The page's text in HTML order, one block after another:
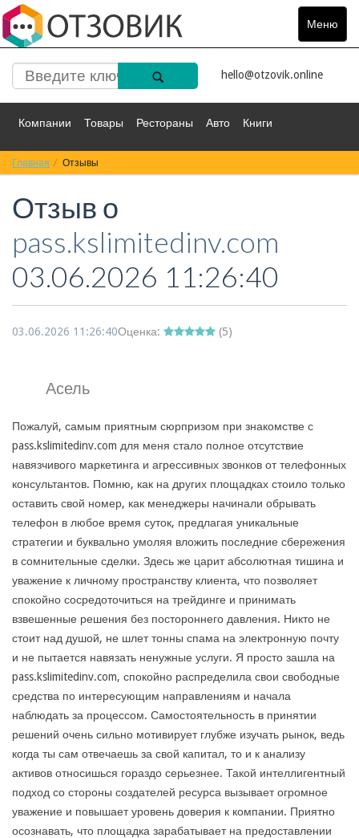
Меню
Toggle
hello@otzovik.online
Компании Товары Рестораны Авто Книги
Спорт Фильмы
Красота Здоровье
Главная Отзывы
Отзыв о
pass.kslimitedinv.com
03.06.2026 11:26:40
03.06.2026 11:26:40Оценка: (5)
Асель
Пожалуй, самым приятным сюрпризом при знакомстве с
pass.kslimitedinv.com для меня стало полное отсутствие
навязчивого маркетинга и агрессивных звонков от телефонных
консультантов. Помню, как на других площадках стоило только
оставить свой номер, как менеджеры начинали обрывать
телефон в любое время суток, предлагая уникальные
стратегии и буквально умоляя вложить последние сбережения
в сомнительные сделки. Здесь же царит абсолютная тишина и
уважение к личному пространству клиента, что позволяет
спокойно сосредоточиться на трейдинге и принимать
взвешенные решения без постороннего давления. Никто не
стоит над душой, не шлет тонны спама на электронную почту
и не пытается навязать ненужные услуги. Я просто зашла на
pass.kslimitedinv.com, спокойно распределила свои свободные
средства по интересующим направлениям и начала
наблюдать за процессом. Самостоятельность в принятии
решений очень сильно мотивирует глубже изучать рынок, ведь
когда ты сам отвечаешь за свой капитал, то и к анализу
активов относишься гораздо серьезнее. Такой интеллигентный
подход со стороны создателей ресурса вызывает огромное
уважение и повышает уровень доверия к компании. Приятно
осознавать, что площадка зарабатывает на предоставлении